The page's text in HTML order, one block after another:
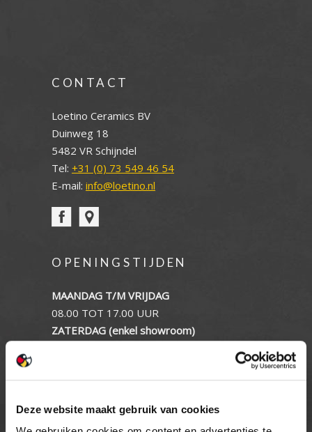
Deze website maakt gebruik van cookies
CONTACT
Loetino Ceramics BV
Duinweg 18
5482 VR Schijndel
Tel: +31 (0) 73 549 46 54
E-mail: info@loetino.nl
OPENINGSTIJDEN
MAANDAG T/M VRIJDAG
08.00 TOT 17.00 UUR
ZATERDAG (enkel showroom)
GESLOTEN
INFORMATIE